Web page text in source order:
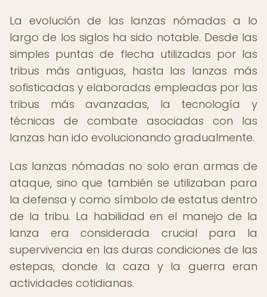
La evolución de las lanzas nómadas a lo
largo de los siglos ha sido notable. Desde las
simples puntas de flecha utilizadas por las
tribus más antiguas, hasta las lanzas más
sofisticadas y elaboradas empleadas por las
tribus más avanzadas, la tecnología y
técnicas de combate asociadas con las
lanzas han ido evolucionando gradualmente.
Las lanzas nómadas no solo eran armas de
ataque, sino que también se utilizaban para
la defensa y como símbolo de estatus dentro
de la tribu. La habilidad en el manejo de la
lanza era considerada crucial para la
supervivencia en las duras condiciones de las
estepas, donde la caza y la guerra eran
actividades cotidianas.